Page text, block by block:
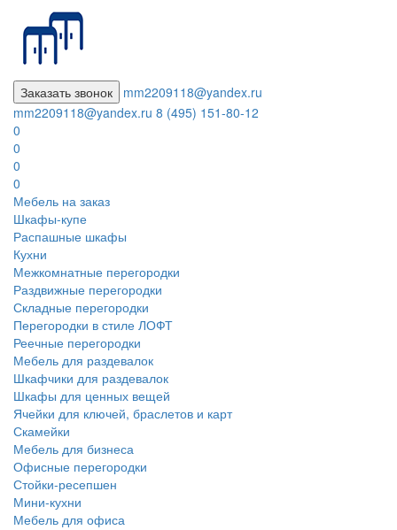
Заказать звонок
mm2209118@yandex.ru
mm2209118@yandex.ru 8 (495) 151-80-12
0
0
0
0
Мебель на заказ
Шкафы-купе
Распашные шкафы
Кухни
Межкомнатные перегородки
Раздвижные перегородки
Складные перегородки
Перегородки в стиле ЛОФТ
Реечные перегородки
Мебель для раздевалок
Шкафчики для раздевалок
Шкафы для ценных вещей
Ячейки для ключей, браслетов и карт
Скамейки
Мебель для бизнеса
Офисные перегородки
Стойки-ресепшен
Мини-кухни
Мебель для офиса